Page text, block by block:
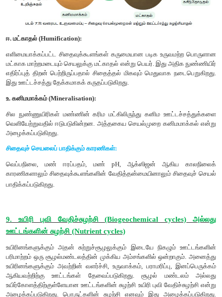
தழைகீழானது, தனி மரம் ஒன்றிலிருந்து தொடங்குவதே இதற்குக்
எனவே, உயிரினங்களின் எண்ணிக்கை படிப்படியாக அடுத்தடுத்த
மட்டங்களில் உற்பதியாளர்கள் முதல் மூன்றாம் நிலை நுகர்வோர்கள்
படிப்படியாக அதிகரிக்கிறது. (படம் 7.8 ஈ).
2. உயிரித்திரள் பிரமிட் (Pyramid of biomass)
ஒரு சூழல்மண்டலத்தின் அடுத்தடுத்த ஊட்ட
உயிரித்திரள் பிரமிட் என்று அழைக்கப்படுகிறது.
புல்வெளி மற்றும் வனச் சூழல் மண்டலத்தில் உயிரிதிரளின்
ஊட்ட மட்டங்களில், உற்பத்தியாளர்களில் தொடங்கி இறுதி
நிலை நுகர்வோர்) வரை படிப்படியாகக் குறைகிறது. எனவே
எனினும், குளச் சூழல் மண்டலத்தில் பிரமிட்டின்
மேலும் உயிரித்திரள் மதிப்பு பிரமிட்டின் இறுதிவரை படிப்படியாக
எனவே இந்த உயிரித்திரள் பிரமிட் எப்பொழுதும் தழைகீழ்
(படம் 7.9 இ).
3.ஆற்றல் பிரமிட் (Pyramid of energy)
ஒரு சூழல் நிலைமண்டலத்தில் ஒவ்வொரு அடுத்தடுத்த
ஆற்றல் ஓட்டத்தை குறிக்கும் திட்ட வரைபடம் ஆற்றல்